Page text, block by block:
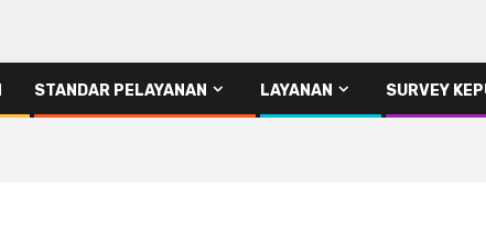
STANDAR PELAYANAN LAYANAN SURVEY